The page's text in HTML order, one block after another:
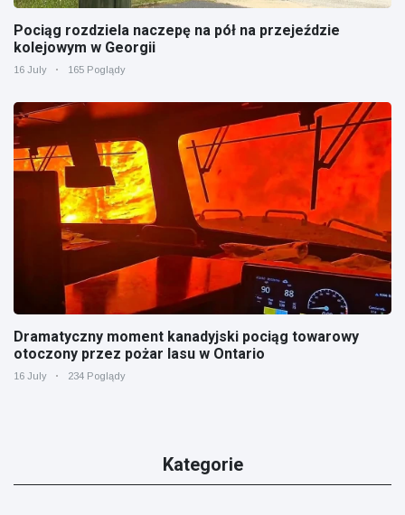
Pociąg rozdziela naczepę na pół na przejeździe
kolejowym w Georgii
16 July 165 Poglądy
Dramatyczny moment kanadyjski pociąg towarowy
otoczony przez pożar lasu w Ontario
16 July 234 Poglądy
Kategorie